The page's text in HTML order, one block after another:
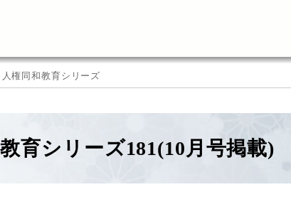
人権同和教育シリーズ
育シリーズ181(10月号掲載)